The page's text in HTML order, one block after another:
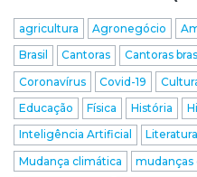
agricultura Agronegócio
Brasil
Cantoras Cantoras
Coronavírus
Covid-19
Educação
Física História
Inteligência Artificial
Literatura
Mudança climática
mudanças